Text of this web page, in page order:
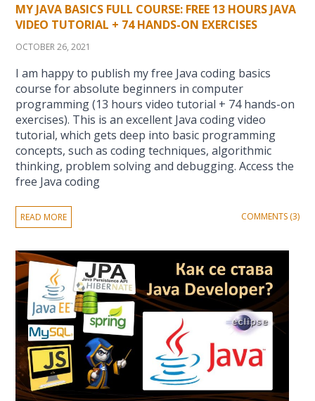
MY JAVA BASICS FULL COURSE: FREE 13 HOURS JAVA
VIDEO TUTORIAL + 74 HANDS-ON EXERCISES
OCTOBER 26, 2021
I am happy to publish my free Java coding basics
course for absolute beginners in computer
programming (13 hours video tutorial + 74 hands-on
exercises). This is an excellent Java coding video
tutorial, which gets deep into basic programming
concepts, such as coding techniques, algorithmic
thinking, problem solving and debugging. Access the
free Java coding
READ MORE COMMENTS (3)